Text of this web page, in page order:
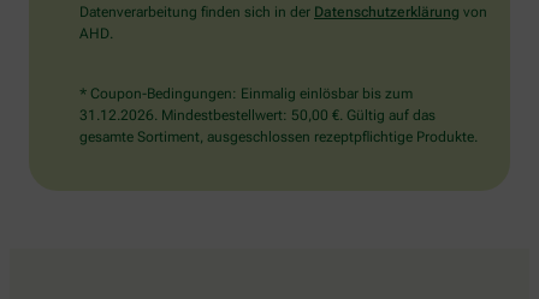
Datenverarbeitung finden sich in der Datenschutzerklärung von
AHD.
* Coupon-Bedingungen: Einmalig einlösbar bis zum
31.12.2026. Mindestbestellwert: 50,00 €. Gültig auf das
gesamte Sortiment, ausgeschlossen rezeptpflichtige Produkte.